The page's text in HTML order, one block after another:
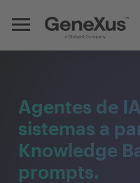
Agentes de
sistemas a
Knowledge
prompts.